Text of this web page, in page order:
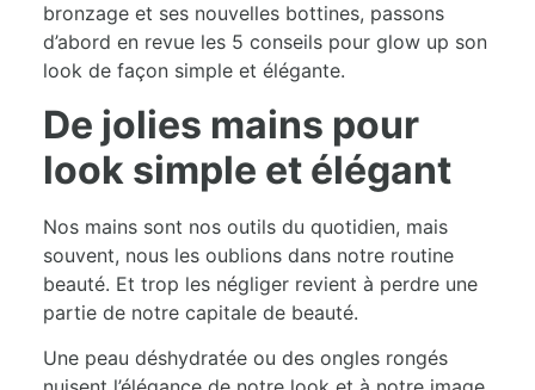
bronzage et ses nouvelles bottines, passons
d’abord en revue les 5 conseils pour glow up son
look de façon simple et élégante.
De jolies mains pour
look simple et élégant
Nos mains sont nos outils du quotidien, mais
souvent, nous les oublions dans notre routine
beauté. Et trop les négliger revient à perdre une
partie de notre capitale de beauté.
Une peau déshydratée ou des ongles rongés